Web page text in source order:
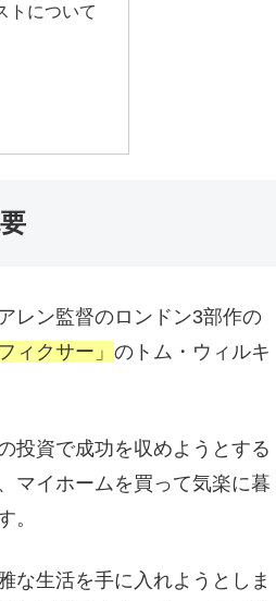
トについて
レン監督のロンドン3部作の
フィクサー」 のトム・ウィルキ
投資で成功を収めようとする
マイホームを買って気楽に暮
。
な生活を手に入れようとしま